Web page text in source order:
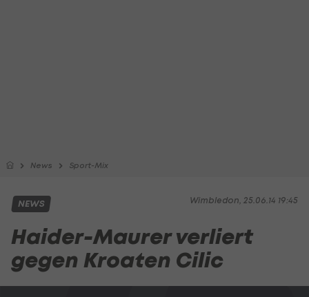
News Sport-Mix
Wimbledon, 25.06.14 19:45
NEWS
Haider-Maurer verliert
gegen Kroaten Cilic